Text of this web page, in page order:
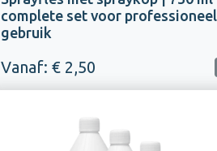
complete set voor professioneel
gebruik
Vanaf: € 2,50